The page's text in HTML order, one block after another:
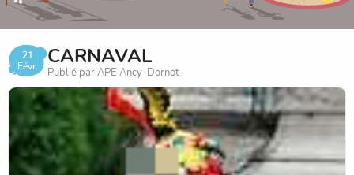
21
Févr.
CARNAVAL
Publié par APE Ancy-Dornot